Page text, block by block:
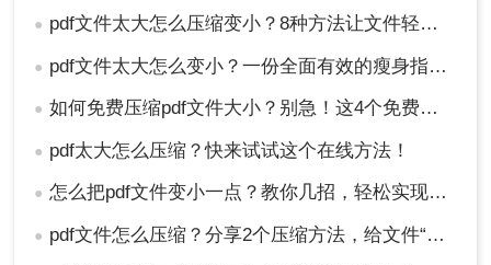
上传。它支持批量处理，可一次性上传多个文
件，这对处理项目报告集、数据集文档效率提
升显著。
上传后，通常可以选择压缩等级（如“清晰优
● pdf文件太大怎么压缩变小？8种方法让文件轻松"瘦身"！
● pdf文件太大怎么变小？一份全面有效的瘦身指南！
● 如何免费压缩pdf文件大小？别急！这4个免费压缩方法，职场人必看！
● pdf太大怎么压缩？快来试试这个在线方法！
● 怎么把pdf文件变小一点？教你几招，轻松实现文件大瘦身！
● pdf文件怎么压缩？分享2个压缩方法，给文件“瘦身”！